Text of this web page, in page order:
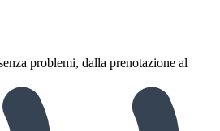
problemi, dalla prenotazione al